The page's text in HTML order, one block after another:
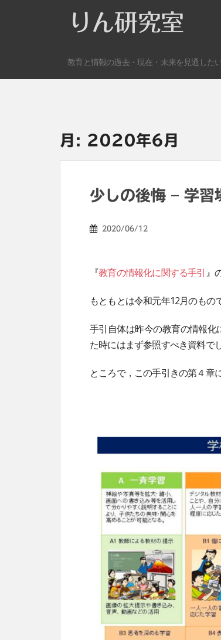
りん研究室
教育と情報の過去・現在・未来を見通した
月: 2020年6月
少しの後悔 – 学
2020/06/12
『教育の情報化に関する手引 』
もともとは令和元年12月のもの
手引自体は昨今の教育の情報
た時にはまず参照すべき資料でし
ところで，この手引きの第４章